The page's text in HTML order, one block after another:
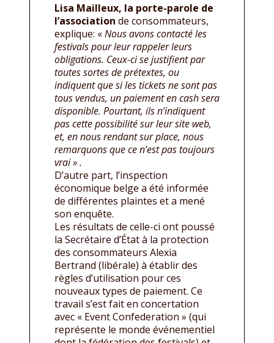
Lisa Mailleux, la porte-parole de
l’association de consommateurs,
explique: «Nous avons contacté les
festivals pour leur rappeler leurs
obligations. Ceux-ci se justifient par
toutes sortes de prétextes, ou
indiquent que si les tickets ne sont pas
tous vendus, un paiement en cash sera
disponible. Pourtant, ils n’indiquent
pas cette possibilité sur leur site web,
et, en nous rendant sur place, nous
remarquons que ce n’est pas toujours
vrai » .
D’autre part, l’inspection
économique belge a été informée
de différentes plaintes et a mené
son enquête.
Les résultats de celle-ci ont poussé
la Secrétaire d’État à la protection
des consommateurs Alexia
Bertrand (libérale) à établir des
règles d’utilisation pour ces
nouveaux types de paiement. Ce
travail s’est fait en concertation
avec « Event Confederation » (qui
représente le monde événementiel